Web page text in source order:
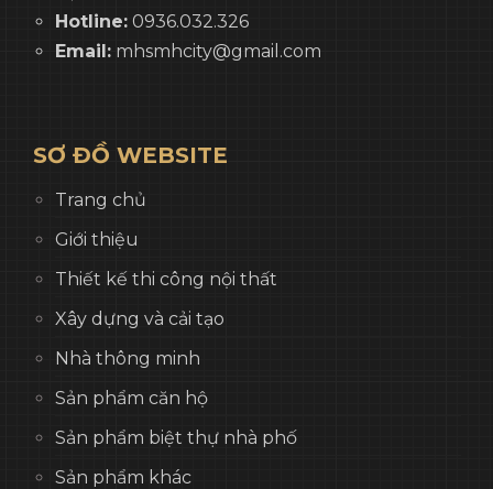
Hotline: 0936.032.326
Email: mhsmhcity@gmail.com
SƠ ĐỒ WEBSITE
Trang chủ
Giới thiệu
Thiết kế thi công nội thất
Xây dựng và cải tạo
Nhà thông minh
Sản phẩm căn hộ
Sản phẩm biệt thự nhà phố
Sản phẩm khác